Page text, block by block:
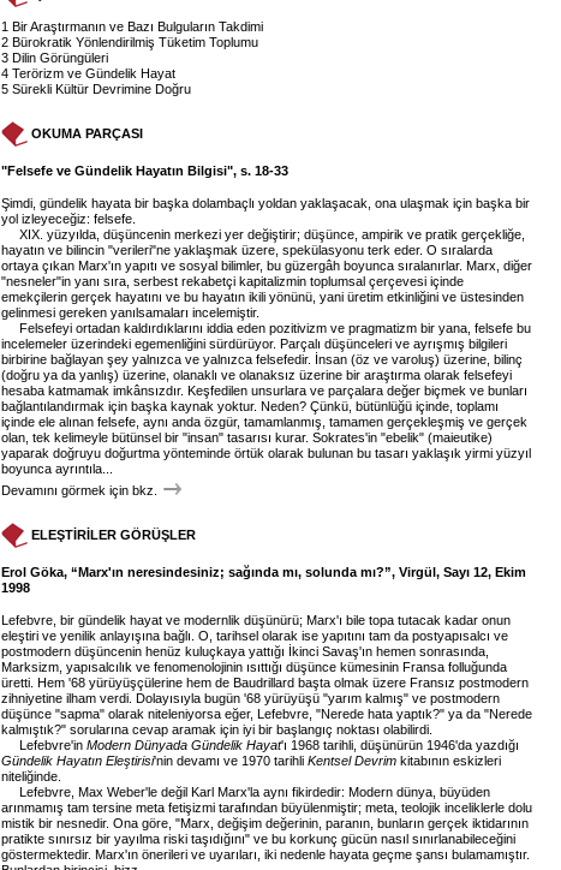
1 Bir Araştırmanın ve Bazı Bulguların Takdimi
2 Bürokratik Yönlendirilmiş Tüketim Toplumu
3 Dilin Görüngüleri
4 Terörizm ve Gündelik Hayat
5 Sürekli Kültür Devrimine Doğru
OKUMA PARÇASI
"Felsefe ve Gündelik Hayatın Bilgisi", s. 18-33
Şimdi, gündelik hayata bir başka dolambaçlı yoldan yaklaşacak, ona ulaşmak için başka bir
yol izleyeceğiz: felsefe.
XIX. yüzyılda, düşüncenin merkezi yer değiştirir; düşünce, ampirik ve pratik gerçekliğe,
hayatın ve bilincin "verileri"ne yaklaşmak üzere, spekülasyonu terk eder. O sıralarda
ortaya çıkan Marx'ın yapıtı ve sosyal bilimler, bu güzergâh boyunca sıralanırlar. Marx, diğer
"nesneler"in yanı sıra, serbest rekabetçi kapitalizmin toplumsal çerçevesi içinde
emekçilerin gerçek hayatını ve bu hayatın ikili yönünü, yani üretim etkinliğini ve üstesinden
gelinmesi gereken yanılsamaları incelemiştir.
Felsefeyi ortadan kaldırdıklarını iddia eden pozitivizm ve pragmatizm bir yana, felsefe bu
incelemeler üzerindeki egemenliğini sürdürüyor. Parçalı düşünceleri ve ayrışmış bilgileri
birbirine bağlayan şey yalnızca ve yalnızca felsefedir. İnsan (öz ve varoluş) üzerine, bilinç
(doğru ya da yanlış) üzerine, olanaklı ve olanaksız üzerine bir araştırma olarak felsefeyi
hesaba katmamak imkânsızdır. Keşfedilen unsurlara ve parçalara değer biçmek ve bunları
bağlantılandırmak için başka kaynak yoktur. Neden? Çünkü, bütünlüğü içinde, toplamı
içinde ele alınan felsefe, aynı anda özgür, tamamlanmış, tamamen gerçekleşmiş ve gerçek
olan, tek kelimeyle bütünsel bir "insan" tasarısı kurar. Sokrates'in "ebelik" (maieutike)
yaparak doğruyu doğurtma yönteminde örtük olarak bulunan bu tasarı yaklaşık yirmi yüzyıl
boyunca ayrıntıla...
Devamını görmek için bkz.
ELEŞTİRİLER GÖRÜŞLER
Erol Göka, “Marx'ın neresindesiniz; sağında mı, solunda mı?”, Virgül, Sayı 12, Ekim
1998
Lefebvre, bir gündelik hayat ve modernlik düşünürü; Marx'ı bile topa tutacak kadar onun
eleştiri ve yenilik anlayışına bağlı. O, tarihsel olarak ise yapıtını tam da postyapısalcı ve
postmodern düşüncenin henüz kuluçkaya yattığı İkinci Savaş'ın hemen sonrasında,
Marksizm, yapısalcılık ve fenomenolojinin ısıttığı düşünce kümesinin Fransa folluğunda
üretti. Hem '68 yürüyüşçülerine hem de Baudrillard başta olmak üzere Fransız postmodern
zihniyetine ilham verdi. Dolayısıyla bugün '68 yürüyüşü "yarım kalmış" ve postmodern
düşünce "sapma" olarak niteleniyorsa eğer, Lefebvre, "Nerede hata yaptık?" ya da "Nerede
kalmıştık?" sorularına cevap aramak için iyi bir başlangıç noktası olabilirdi.
Lefebvre'in Modern Dünyada Gündelik Hayat'ı 1968 tarihli, düşünürün 1946'da yazdığı
Gündelik Hayatın Eleştirisi'nin devamı ve 1970 tarihli Kentsel Devrim kitabının eskizleri
niteliğinde.
Lefebvre, Max Weber'le değil Karl Marx'la aynı fikirdedir: Modern dünya, büyüden
arınmamış tam tersine meta fetişizmi tarafından büyülenmiştir; meta, teolojik inceliklerle dolu
mistik bir nesnedir. Ona göre, "Marx, değişim değerinin, paranın, bunların gerçek iktidarının
pratikte sınırsız bir yayılma riski taşıdığını" ve bu korkunç gücün nasıl sınırlanabileceğini
göstermektedir. Marx'ın önerileri ve uyarıları, iki nedenle hayata geçme şansı bulamamıştır.